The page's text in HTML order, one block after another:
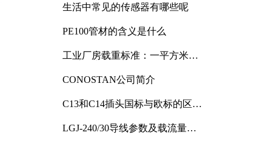
生活中常见的传感器有哪些呢
PE100管材的含义是什么
工业厂房载重标准：一平方米能
CONOSTAN公司简介
C13和C14插头国标与欧标的区别
LGJ-240/30导线参数及载流量解